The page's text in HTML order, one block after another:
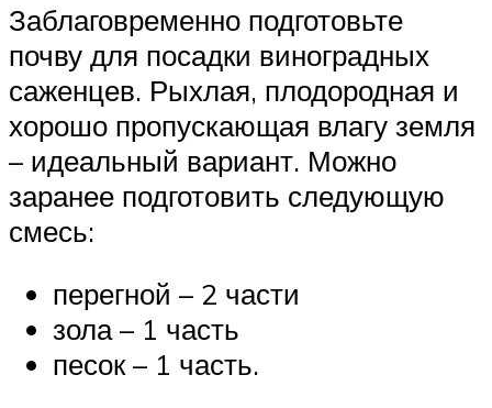
Заблаговременно подготовьте
почву для посадки виноградных
саженцев. Рыхлая, плодородная и
хорошо пропускающая влагу земля
– идеальный вариант. Можно
заранее подготовить следующую
смесь:
перегной – 2 части
зола – 1 часть
песок – 1 часть.